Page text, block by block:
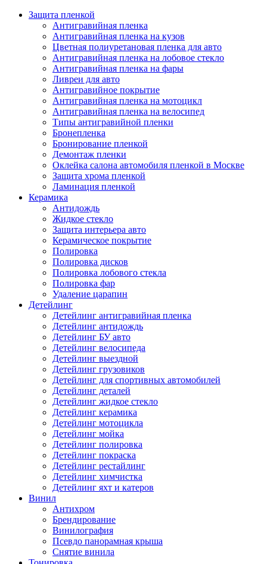
Защита пленкой
Антигравийная пленка
Антигравийная пленка на кузов
Цветная полиуретановая пленка для авто
Антигравийная пленка на лобовое стекло
Антигравийная пленка на фары
Ливреи для авто
Антигравийное покрытие
Антигравийная пленка на мотоцикл
Антигравийная пленка на велосипед
Типы антигравийной пленки
Бронепленка
Бронирование пленкой
Демонтаж пленки
Оклейка салона автомобиля пленкой в Москве
Защита хрома пленкой
Ламинация пленкой
Керамика
Антидождь
Жидкое стекло
Защита интерьера авто
Керамическое покрытие
Полировка
Полировка дисков
Полировка лобового стекла
Полировка фар
Удаление царапин
Детейлинг
Детейлинг антигравийная пленка
Детейлинг антидождь
Детейлинг БУ авто
Детейлинг велосипеда
Детейлинг выездной
Детейлинг грузовиков
Детейлинг для спортивных автомобилей
Детейлинг деталей
Детейлинг жидкое стекло
Детейлинг керамика
Детейлинг мотоцикла
Детейлинг мойка
Детейлинг полировка
Детейлинг покраска
Детейлинг рестайлинг
Детейлинг химчистка
Детейлинг яхт и катеров
Винил
Антихром
Брендирование
Винилография
Псевдо панорамная крыша
Снятие винила